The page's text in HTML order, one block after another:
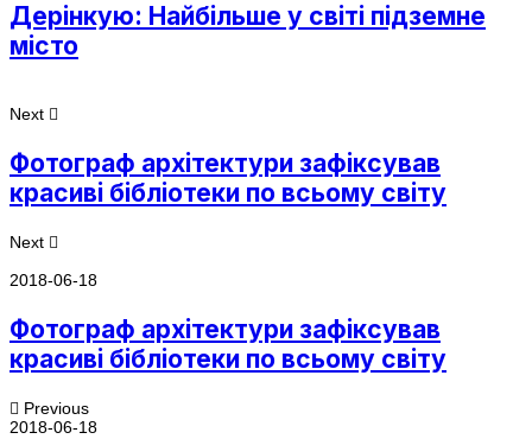
Дерінкую: Найбільше у світі підземне
місто
Next
Фотограф архітектури зафіксував
красиві бібліотеки по всьому світу
Next
2018-06-18
Фотограф архітектури зафіксував
красиві бібліотеки по всьому світу
Previous
2018-06-18